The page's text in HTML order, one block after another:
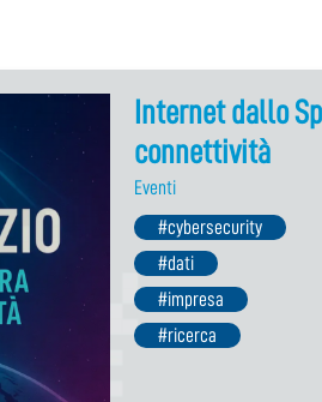
Internet dallo
connettività
Eventi
#cybersecurity
#dati
#impresa
#ricerca